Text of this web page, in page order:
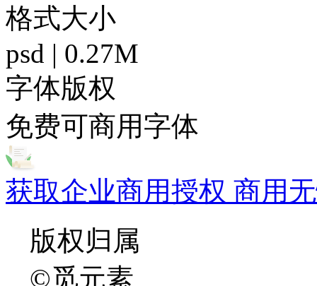
格式大小
psd | 0.27M
字体版权
免费可商用字体
获取企业商用授权 商用
版权归属
©觅元素